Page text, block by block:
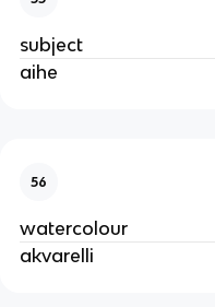
subject
aihe
56
watercolour
akvarelli